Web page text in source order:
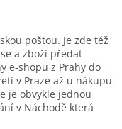
poštou. Je zde též
a zboží předat
e-shopu z Prahy do
v Praze až u nákupu
je obvykle jednou
v Náchodě která